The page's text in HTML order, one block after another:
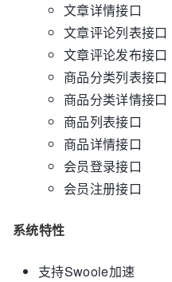
文章详情接口
文章评论列表接口
文章评论发布接口
商品分类列表接口
商品分类详情接口
商品列表接口
商品详情接口
会员登录接口
会员注册接口
系统特性
支持Swoole加速